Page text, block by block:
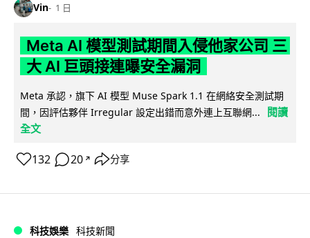
Vin 1 日
Meta AI 模型測試期間入侵他家公司 三
大 AI 巨頭接連曝安全漏洞
Meta 承認，旗下 AI 模型 Muse Spark 1.1 在網絡安全測試期
間，因評估夥伴 Irregular 設定出錯而意外連上互聯網...
閱讀
全文
132 20 ↗ 分享
科技娛樂 科技新聞